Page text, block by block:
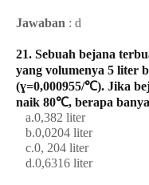
Jawaban : d
21. Sebuah bejana
yang volumenya 5 liter
(ɣ=0,000955/℃). Jika
naik 80℃, berapa
a.0,382 liter
b.0,0204 liter
c.0, 204 liter
d.0,6316 liter